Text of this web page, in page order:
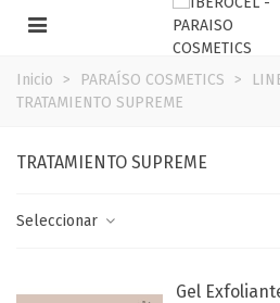
Inicio > PARAÍSO COSMETICS >
TRATAMIENTO SUPREME
TRATAMIENTO SUPREME
Seleccionar
Gel